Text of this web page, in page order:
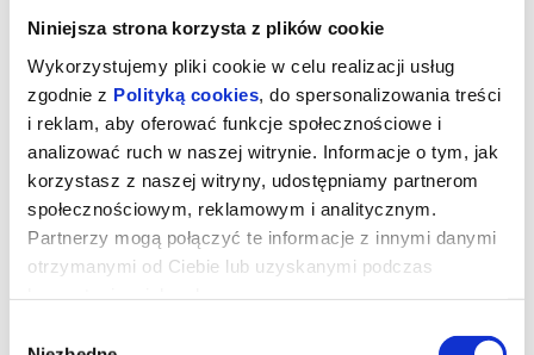
Niniejsza strona korzysta z plików cookie
Wykorzystujemy pliki cookie w celu realizacji usług
zgodnie z Polityką cookies , do spersonalizowania treści
i reklam, aby oferować funkcje społecznościowe i
analizować ruch w naszej witrynie. Informacje o tym, jak
korzystasz z naszej witryny, udostępniamy partnerom
społecznościowym, reklamowym i analitycznym.
Partnerzy mogą połączyć te informacje z innymi danymi
otrzymanymi od Ciebie lub uzyskanymi podczas
Drama
Niezwykle odświeżające spojrzenie na gatunek, który wszyscy
kochają, nawet jeśli nie chcą się do tego przyznać. Robert
postawieniem kropki nad „i”. No chyba, że do niego wcale nie